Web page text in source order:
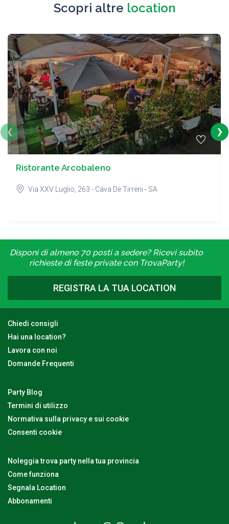
Scopri altre location
Ristorante Arcobaleno
Via XXV Luglio, 263 - Cava De Tirreni - SA
‹ ›
Disponi di almeno 70 posti a sedere? Ricevi subito
richieste di feste private con TrovaParty!
REGISTRA LA TUA LOCATION
Chiedi consigli
Hai una location?
Lavora con noi
Domande Frequenti
Party Blog
Termini di utilizzo
Normativa sulla privacy e sui cookie
Consenti cookie
Noleggia trova party nella tua provincia
Come funziona
Segnala Location
Abbonamenti